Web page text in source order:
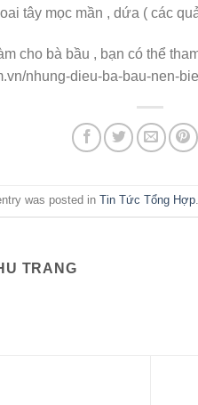
tây mọc mần , dứa ( các
cho bà bầu , bạn có thể
nhung-dieu-ba-bau-nen-
was posted in Tin Tức Tổng Hợp
TRANG